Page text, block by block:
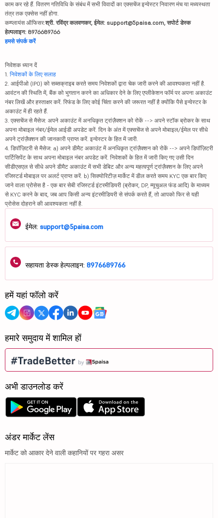
काम कर रहे हैं. वितरण गतिविधि के संबंध में सभी विवादों का एक्सचेंज इन्वेस्टर निवारण मंच या मध्यस्थता
तंत्र तक एक्सेस नहीं होगा.
कम्प्लायंस ऑफिसर:श्री. रविंद्र कलवणकर, ईमेल: support@5paisa.com, सपोर्ट डेस्क
हेल्पलाइन: 8976689766
हमसे संपर्क करें
निवेशक ध्यान दें
1. निवेशकों के लिए सलाह
2. आईपीओ (IPO) को सब्सक्राइब करते समय निवेशकों द्वारा चेक जारी करने की आवश्यकता नहीं है.
आवंटन की स्थिति में, बैंक को भुगतान करने का अधिकार देने के लिए एप्लीकेशन फॉर्म पर अपना अकाउंट
नंबर लिखें और हस्ताक्षर करें. रिफंड के लिए कोई चिंता करने की जरूरत नहीं है क्योंकि पैसे इन्वेस्टर के
अकाउंट में ही रहते हैं.
3. एक्सचेंज से मैसेज: अपने अकाउंट में अनधिकृत ट्रांज़ैक्शन को रोकें --> अपने स्टॉक ब्रोकर के साथ
अपना मोबाइल नंबर/ईमेल आईडी अपडेट करें. दिन के अंत में एक्सचेंज से अपने मोबाइल/ईमेल पर सीधे
अपने ट्रांज़ैक्शन की जानकारी प्राप्त करें. इन्वेस्टर के हित में जारी.
4. डिपॉज़िटरी से मैसेज: a) अपने डीमैट अकाउंट में अनधिकृत ट्रांज़ैक्शन को रोकें --> अपने डिपॉज़िटरी
पार्टिसिपेंट के साथ अपना मोबाइल नंबर अपडेट करें. निवेशकों के हित में जारी किए गए उसी दिन
सीडीएसएल से सीधे अपने डीमैट अकाउंट में सभी डेबिट और अन्य महत्वपूर्ण ट्रांज़ैक्शन के लिए अपने
रजिस्टर्ड मोबाइल पर अलर्ट प्राप्त करें. b) सिक्योरिटीज़ मार्केट में डील करते समय KYC एक बार किए
जाने वाला प्रोसेस है - एक बार सेबी रजिस्टर्ड इंटरमीडियरी (ब्रोकर, DP, म्यूचुअल फंड आदि) के माध्यम
से KYC करने के बाद, जब आप किसी अन्य इंटरमीडियरी से संपर्क करते हैं, तो आपको फिर से यही
प्रोसेस दोहराने की आवश्यकता नहीं है.
ईमेल: support@5paisa.com
सहायता डेस्क हेल्पलाइन: 8976689766
हमें यहां फॉलो करें
हमारे समुदाय में शामिल हों
अभी डाउनलोड करें
अंडर मार्केट लेंस
मार्केट को आकार देने वाली कहानियों पर गहरा असर